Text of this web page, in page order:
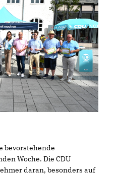
bevorstehende
Woche. Die CDU
daran, besonders auf